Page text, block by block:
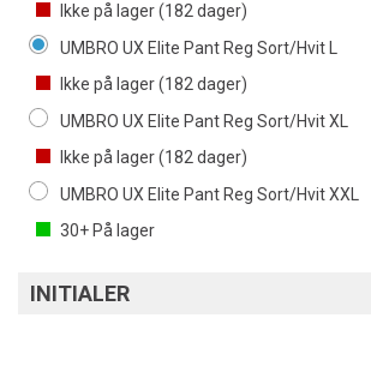
Ikke på lager (182 dager)
UMBRO UX Elite Pant Reg Sort/Hvit L
Ikke på lager (182 dager)
UMBRO UX Elite Pant Reg Sort/Hvit XL
Ikke på lager (182 dager)
UMBRO UX Elite Pant Reg Sort/Hvit XXL
30+ På lager
INITIALER